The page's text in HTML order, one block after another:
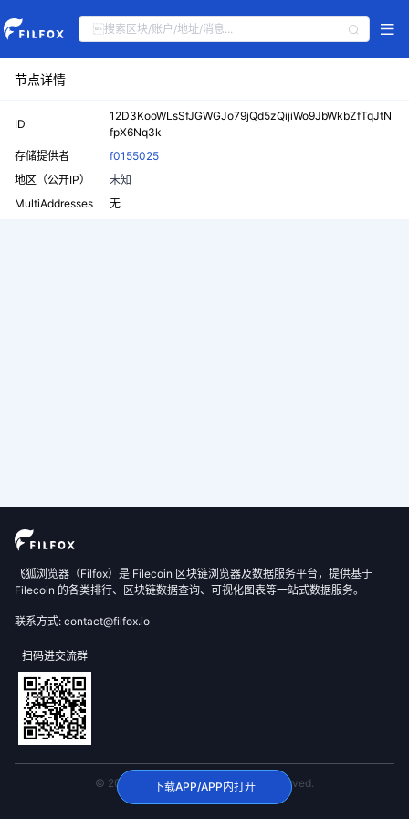
节点详情
ID
12D3KooWLsSfJGWGJo79jQd5zQijiWo9JbWkbZfTqJtN
fpX6Nq3k
存储提供者
f0155025
地区（公开IP）
未知
MultiAddresses
无
飞狐浏览器（Filfox）是 Filecoin 区块链浏览器及数据服务平台，提供基于
Filecoin 的各类排行、区块链数据查询、可视化图表等一站式数据服务。
联系方式: contact@filfox.io
扫码进交流群
© 2020 FilFox Project. All Rights Reserved.
下载APP/APP内打开